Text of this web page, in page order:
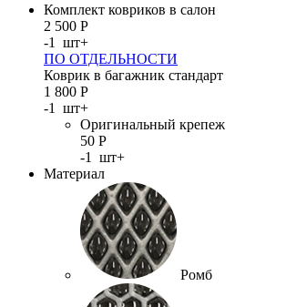
Комплект ковриков в салон
2 500 Р
-1 шт+
ПО ОТДЕЛЬНОСТИ
Коврик в багажник стандарт
1 800 Р
-1 шт+
Оригинальный крепеж
50 Р
-1 шт+
Материал
Ромб